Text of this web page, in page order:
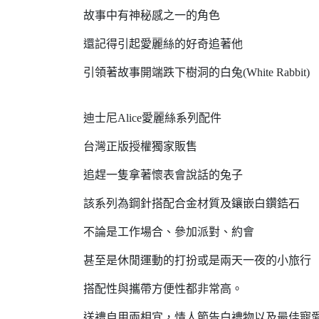
故事中有神秘感之一的角色
還記得引起愛麗絲的好奇追著他
引領著故事開端跌下樹洞的白兔(White Rabbit)
迪士尼Alice愛麗絲系列配件
台灣正版授權獨家販售
追趕一隻拿著懷表會說話的兔子
該系列為鋼針搭配合金材質及鑲嵌白鑽鋯石
不論是工作場合、參加派對、約會
甚至是休閒運動的打扮或是兩天一夜的小旅行
搭配性與攜帶方便性都非常高。